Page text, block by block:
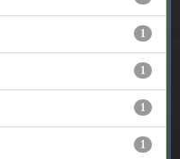
1
1
1
1